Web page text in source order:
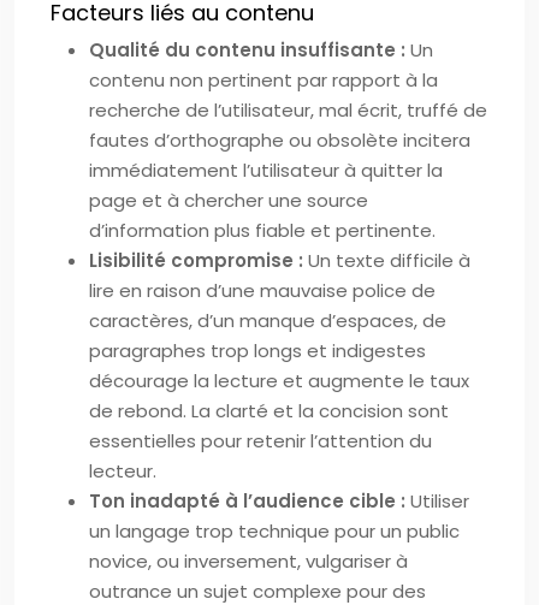
Facteurs liés au contenu
Qualité du contenu insuffisante : Un
contenu non pertinent par rapport à la
recherche de l’utilisateur, mal écrit, truffé de
fautes d’orthographe ou obsolète incitera
immédiatement l’utilisateur à quitter la
page et à chercher une source
d’information plus fiable et pertinente.
Lisibilité compromise : Un texte difficile à
lire en raison d’une mauvaise police de
caractères, d’un manque d’espaces, de
paragraphes trop longs et indigestes
décourage la lecture et augmente le taux
de rebond. La clarté et la concision sont
essentielles pour retenir l’attention du
lecteur.
Ton inadapté à l’audience cible : Utiliser
un langage trop technique pour un public
novice, ou inversement, vulgariser à
outrance un sujet complexe pour des